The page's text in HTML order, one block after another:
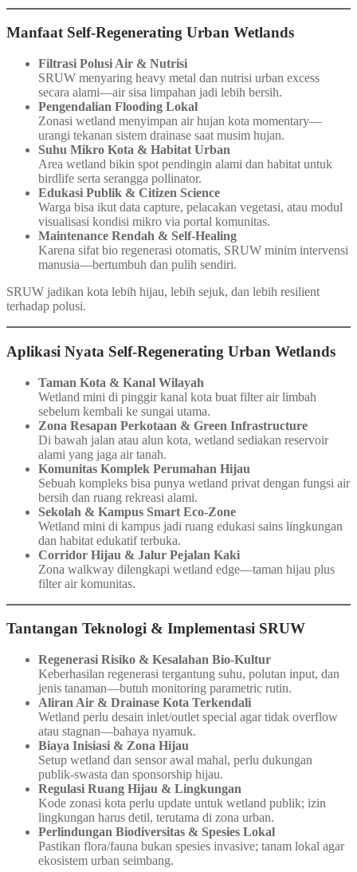
Manfaat Self‑Regenerating Urban Wetlands
Filtrasi Polusi Air & Nutrisi
SRUW menyaring heavy metal dan nutrisi urban excess
secara alami—air sisa limpahan jadi lebih bersih.
Pengendalian Flooding Lokal
Zonasi wetland menyimpan air hujan kota momentary—
urangi tekanan sistem drainase saat musim hujan.
Suhu Mikro Kota & Habitat Urban
Area wetland bikin spot pendingin alami dan habitat untuk
birdlife serta serangga pollinator.
Edukasi Publik & Citizen Science
Warga bisa ikut data capture, pelacakan vegetasi, atau modul
visualisasi kondisi mikro via portal komunitas.
Maintenance Rendah & Self-Healing
Karena sifat bio regenerasi otomatis, SRUW minim intervensi
manusia—bertumbuh dan pulih sendiri.
SRUW jadikan kota lebih hijau, lebih sejuk, dan lebih resilient
terhadap polusi.
Aplikasi Nyata Self‑Regenerating Urban Wetlands
Taman Kota & Kanal Wilayah
Wetland mini di pinggir kanal kota buat filter air limbah
sebelum kembali ke sungai utama.
Zona Resapan Perkotaan & Green Infrastructure
Di bawah jalan atau alun kota, wetland sediakan reservoir
alami yang jaga air tanah.
Komunitas Komplek Perumahan Hijau
Sebuah kompleks bisa punya wetland privat dengan fungsi air
bersih dan ruang rekreasi alami.
Sekolah & Kampus Smart Eco-Zone
Wetland mini di kampus jadi ruang edukasi sains lingkungan
dan habitat edukatif terbuka.
Corridor Hijau & Jalur Pejalan Kaki
Zona walkway dilengkapi wetland edge—taman hijau plus
filter air komunitas.
Tantangan Teknologi & Implementasi SRUW
Regenerasi Risiko & Kesalahan Bio-Kultur
Keberhasilan regenerasi tergantung suhu, polutan input, dan
jenis tanaman—butuh monitoring parametric rutin.
Aliran Air & Drainase Kota Terkendali
Wetland perlu desain inlet/outlet special agar tidak overflow
atau stagnan—bahaya nyamuk.
Biaya Inisiasi & Zona Hijau
Setup wetland dan sensor awal mahal, perlu dukungan
publik-swasta dan sponsorship hijau.
Regulasi Ruang Hijau & Lingkungan
Kode zonasi kota perlu update untuk wetland publik; izin
lingkungan harus detil, terutama di zona urban.
Perlindungan Biodiversitas & Spesies Lokal
Pastikan flora/fauna bukan spesies invasive; tanam lokal agar
ekosistem urban seimbang.